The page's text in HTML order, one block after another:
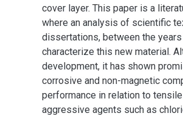
cover layer. This paper is a
where an analysis of scientific
dissertations, between the
characterize this new material.
development, it has shown
corrosive and non-magnetic
performance in relation to
aggressive agents such as